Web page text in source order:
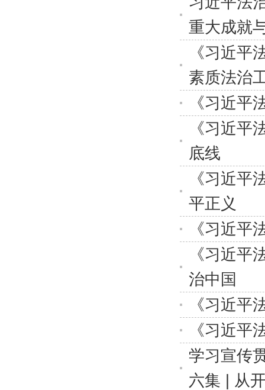
重大成就
《习近平
素质法治
《习近平
《习近平
底线
《习近平
平正义
《习近平
《习近平
治中国
《习近平
《习近平
学习宣传
六集 | 从